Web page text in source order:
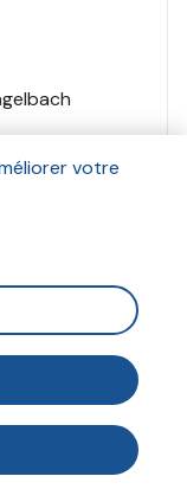
sociaux et
joueuses
ont coconstruit
projets en
issues du « faire
votre